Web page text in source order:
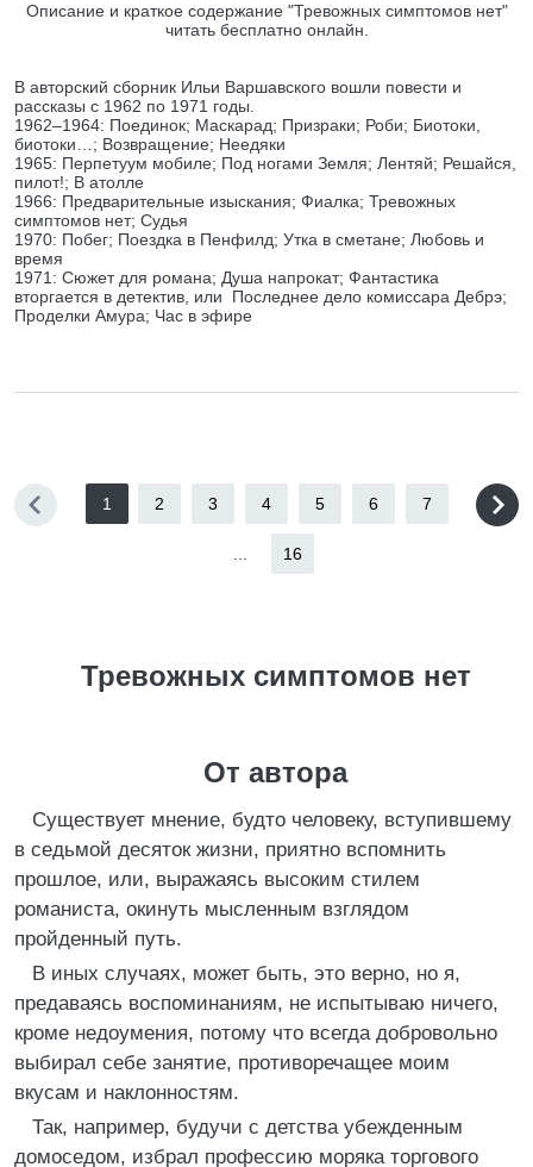
Описание и краткое содержание "Тревожных симптомов нет"
читать бесплатно онлайн.
В авторский сборник Ильи Варшавского вошли повести и
рассказы с 1962 по 1971 годы.
1962–1964: Поединок; Маскарад; Призраки; Роби; Биотоки,
биотоки…; Возвращение; Неедяки
1965: Перпетуум мобиле; Под ногами Земля; Лентяй; Решайся,
пилот!; В атолле
1966: Предварительные изыскания; Фиалка; Тревожных
симптомов нет; Судья
1970: Побег; Поездка в Пенфилд; Утка в сметане; Любовь и
время
1971: Сюжет для романа; Душа напрокат; Фантастика
вторгается в детектив, или Последнее дело комиссара Дебрэ;
Проделки Амура; Час в эфире
1 2 3 4 5 6 7
16
Тревожных симптомов нет
От автора
Существует мнение, будто человеку, вступившему
в седьмой десяток жизни, приятно вспомнить
прошлое, или, выражаясь высоким стилем
романиста, окинуть мысленным взглядом
пройденный путь.
В иных случаях, может быть, это верно, но я,
предаваясь воспоминаниям, не испытываю ничего,
кроме недоумения, потому что всегда добровольно
выбирал себе занятие, противоречащее моим
вкусам и наклонностям.
Так, например, будучи с детства убежденным
домоседом, избрал профессию моряка торгового